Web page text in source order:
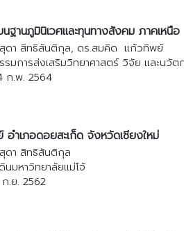
ฐานภูมินิเวศและทุนทางสังคม ภาคเหนือ
สุดา สิทธิสันติกุล, ดร.สมคิด แก้วทิพย์
มการส่งเสริมวิทยาศาสตร์ วิจัย และนวั
ก.พ. 2564
อำเภอดอยสะเก็ด จังหวัดเชียงใหม่
ดา สิทธิสันติกุล
มหาวิทยาลัยแม่โจ้
.ย. 2562